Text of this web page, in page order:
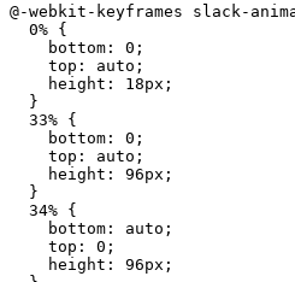
@-webkit-keyframes slack-
  0% {
    bottom: 0;
    top: auto;
    height: 18px;
  }
  33% {
    bottom: 0;
    top: auto;
    height: 96px;
  }
  34% {
    bottom: auto;
    top: 0;
    height: 96px;